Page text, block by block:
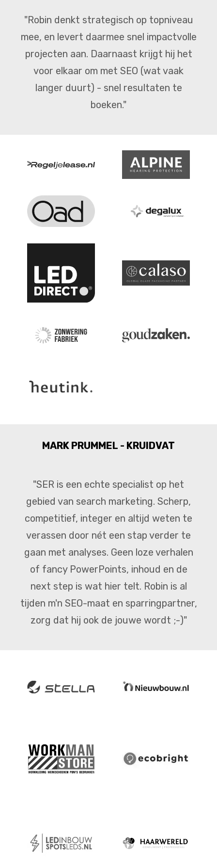
"Robin denkt strategisch op topniveau
mee, en levert daarmee snel impactvolle
projecten aan. Daarnaast krijgt hij het
voor elkaar om met SEO (wat vaak
langer duurt) - snel resultaten te
boeken."
MARK PRUMMEL - KRUIDVAT
"SER is een echte specialist op het
gebied van search marketing. Scherp,
competitief, integer en altijd weten te
verassen door nét een stap verder te
gaan met analyses. Geen loze verhalen
of fancy PowerPoints, inhoud en de
next step is wat hier telt. Robin is al
tijden m'n SEO-maat en sparringpartner,
zorg dat hij ook de jouwe wordt ;-)"